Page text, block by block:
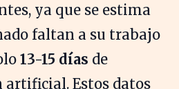
ya que se estima
faltan a su trabajo
13-15 días de
Estos datos